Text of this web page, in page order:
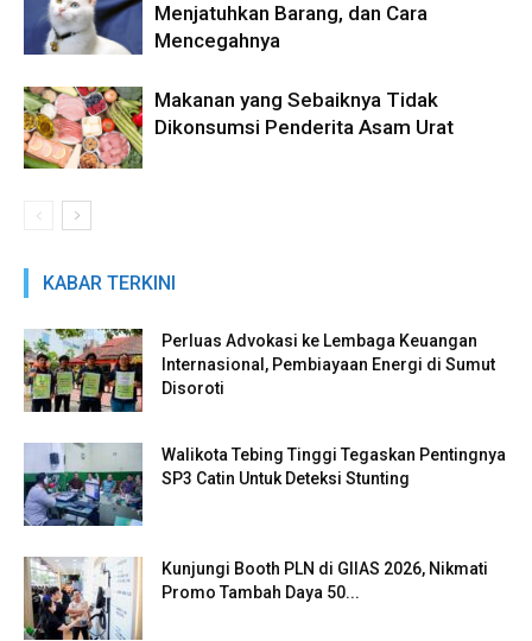
Menjatuhkan Barang, dan Cara
Mencegahnya
Makanan yang Sebaiknya Tidak
Dikonsumsi Penderita Asam Urat
KABAR TERKINI
Perluas Advokasi ke Lembaga Keuangan
Internasional, Pembiayaan Energi di Sumut
Disoroti
Walikota Tebing Tinggi Tegaskan Pentingnya
SP3 Catin Untuk Deteksi Stunting
Kunjungi Booth PLN di GIIAS 2026, Nikmati
Promo Tambah Daya 50...